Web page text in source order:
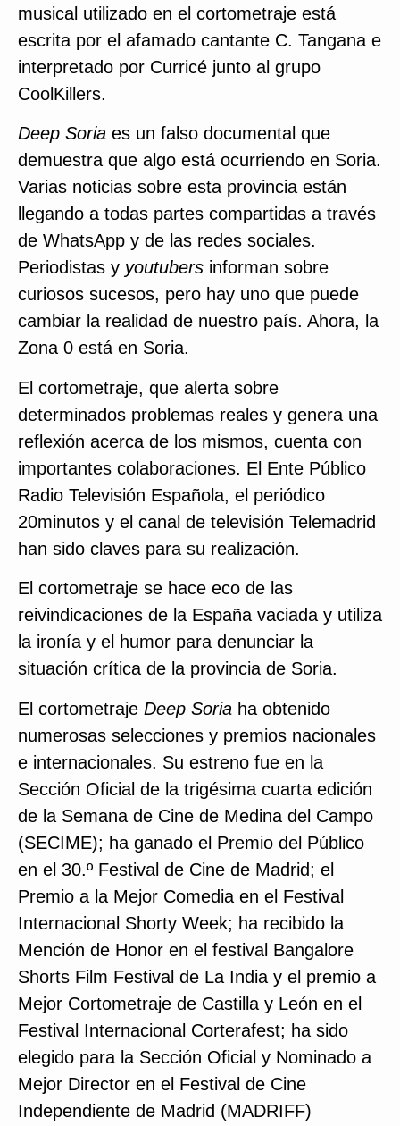
musical utilizado en el cortometraje está
escrita por el afamado cantante C. Tangana e
interpretado por Curricé junto al grupo
CoolKillers.
Deep Soria es un falso documental que
demuestra que algo está ocurriendo en Soria.
Varias noticias sobre esta provincia están
llegando a todas partes compartidas a través
de WhatsApp y de las redes sociales.
Periodistas y youtubers informan sobre
curiosos sucesos, pero hay uno que puede
cambiar la realidad de nuestro país. Ahora, la
Zona 0 está en Soria.
El cortometraje, que alerta sobre
determinados problemas reales y genera una
reflexión acerca de los mismos, cuenta con
importantes colaboraciones. El Ente Público
Radio Televisión Española, el periódico
20minutos y el canal de televisión Telemadrid
han sido claves para su realización.
El cortometraje se hace eco de las
reivindicaciones de la España vaciada y utiliza
la ironía y el humor para denunciar la
situación crítica de la provincia de Soria.
El cortometraje Deep Soria ha obtenido
numerosas selecciones y premios nacionales
e internacionales. Su estreno fue en la
Sección Oficial de la trigésima cuarta edición
de la Semana de Cine de Medina del Campo
(SECIME); ha ganado el Premio del Público
en el 30.º Festival de Cine de Madrid; el
Premio a la Mejor Comedia en el Festival
Internacional Shorty Week; ha recibido la
Mención de Honor en el festival Bangalore
Shorts Film Festival de La India y el premio a
Mejor Cortometraje de Castilla y León en el
Festival Internacional Corterafest; ha sido
elegido para la Sección Oficial y Nominado a
Mejor Director en el Festival de Cine
Independiente de Madrid (MADRIFF)